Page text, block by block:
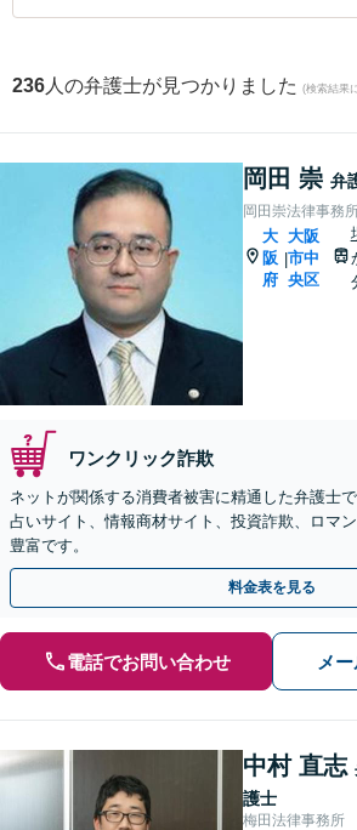
236 人の弁護士が見つかりました (検索結果
岡田 崇 弁
岡田崇法律事務
大
阪
府
|
大阪
市中
央区
ワンクリック詐欺
ネットが関係する消費者被害に精通した弁護士で
占いサイト、情報商材サイト、投資詐欺、ロマ
豊富です。
料金表を見る
電話でお問い合わせ メ
中村 直志
護士
梅田法律事務所